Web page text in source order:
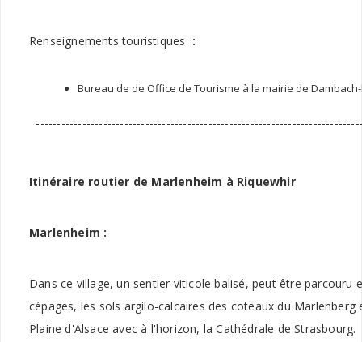
Renseignements touristiques :
Bureau de de Office de Tourisme à la mairie de Dambach-
Itinéraire routier de Marlenheim à Riquewhir
Marlenheim :
Dans ce village, un sentier viticole balisé, peut être parcouru
cépages, les sols argilo-calcaires des coteaux du
Plaine d'Alsace avec à l'horizon, la Cathédrale de Strasbourg.